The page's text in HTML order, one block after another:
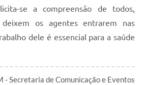
se a compreensão de todos,
os agentes entrarem nas
dele é essencial para a saúde
- Secretaria de Comunicação e Eventos